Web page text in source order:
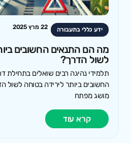
ידע כללי בתעבורה 22 מרץ 2025
מה הם התנאים החשובים
לשול הדרך?
תלמידי נהיגה רבים שואלים בתחילת
החשובים ביותר לירידה בטוחה לשול
מושג מפתח
קרא עוד